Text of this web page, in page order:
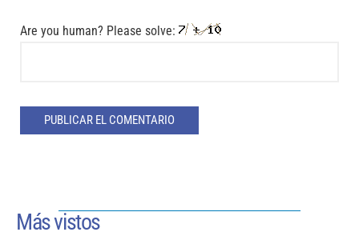
Are you human? Please solve:
Más vistos